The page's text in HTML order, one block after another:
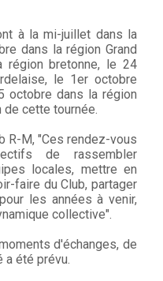
à la mi-juillet dans la
dans la région Grand
région bretonne, le 24
le 1er octobre
octobre dans la région
cette tournée.
R-M, "Ces rendez-vous
de rassembler
locales, mettre en
faire du Club, partager
les années à venir,
collective".
d'échanges, de
été prévu.